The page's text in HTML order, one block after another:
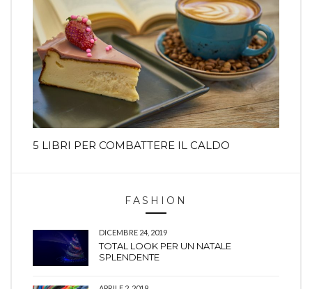
5 LIBRI PER COMBATTERE IL CALDO
FASHION
DICEMBRE 24, 2019
TOTAL LOOK PER UN NATALE
SPLENDENTE